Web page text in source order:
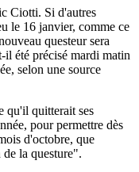
Ciotti. Si d'autres
le 16 janvier, comme ce
questeur sera
il été précisé mardi matin
selon une source
qu'il quitterait ses
pour permettre dès
d'octobre, que
de la questure".